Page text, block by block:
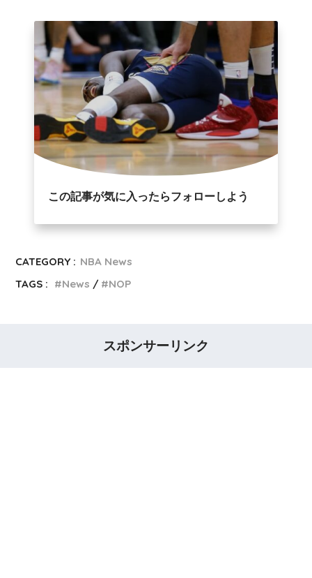
この記事が気に入ったらフォローしよう
CATEGORY : NBA News
TAGS :
News NOP
スポンサーリンク